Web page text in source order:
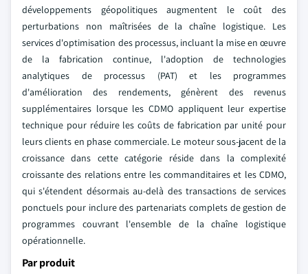
développements géopolitiques augmentent le coût des
perturbations non maîtrisées de la chaîne logistique. Les
services d'optimisation des processus, incluant la mise en œuvre
de la fabrication continue, l'adoption de technologies
analytiques de processus (PAT) et les programmes
d'amélioration des rendements, génèrent des revenus
supplémentaires lorsque les CDMO appliquent leur expertise
technique pour réduire les coûts de fabrication par unité pour
leurs clients en phase commerciale. Le moteur sous-jacent de la
croissance dans cette catégorie réside dans la complexité
croissante des relations entre les commanditaires et les CDMO,
qui s'étendent désormais au-delà des transactions de services
ponctuels pour inclure des partenariats complets de gestion de
programmes couvrant l'ensemble de la chaîne logistique
opérationnelle.
Par produit